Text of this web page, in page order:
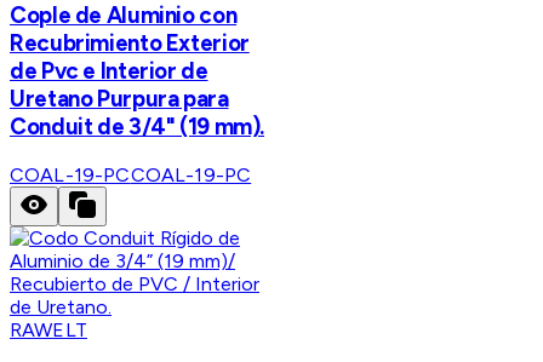
Cople de Aluminio con
Recubrimiento Exterior
de Pvc e Interior de
Uretano Purpura para
Conduit de 3/4" (19 mm).
COAL-19-PCCOAL-19-PC
RAWELT